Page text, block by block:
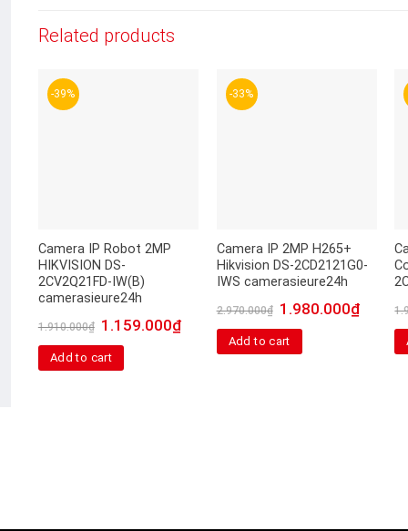
Related products
-39%
Camera IP Robot 2MP
HIKVISION DS-
2CV2Q21FD-IW(B)
camerasieure24h
1.910.000₫ 1.159.000₫
Add to cart
-33%
Camera IP 2MP H265+
Hikvision DS-2CD2121G0-
IWS camerasieure24h
2.970.000₫ 1.980.000₫
Add to cart